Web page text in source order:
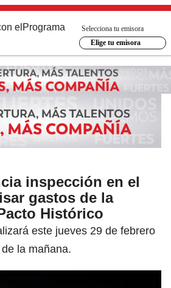
el Programa
Selecciona tu emisora
Elige tu emisora
inspección en el
gastos de la
Histórico
este jueves 29 de febrero
la mañana.